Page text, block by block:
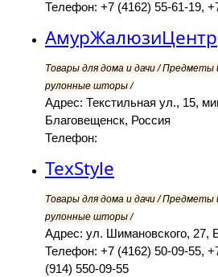
Телефон: +7 (4162) 55-61-19,
АмурЖалюзиЦентр
Товары для дома и дачи /
рулонные шторы /
Адрес: Текстильная ул., 15,
Благовещенск, Россия
Телефон:
TexStyle
Товары для дома и дачи /
рулонные шторы /
Адрес: ул. Шимановского, 27,
Телефон: +7 (4162) 50-09-55,
(914) 550-09-55